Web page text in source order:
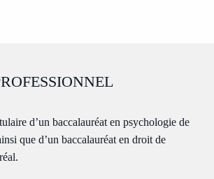
d’un baccalauréat en psychologie de
que d’un baccalauréat en droit de